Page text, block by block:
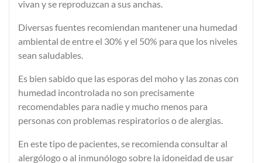
vivan y se reproduzcan a sus anchas.
Diversas fuentes recomiendan mantener una humedad
ambiental deentre el 30% y el 50% para que los niveles
sean saludables.
Es bien sabido que las esporas del moho y las zonas con
humedad incontrolada no son precisamente
recomendables para nadie y mucho menos para
personas con problemas respiratorios o de alergias.
En este tipo de pacientes, se recomienda consultar al
alergólogo o al inmunólogo sobre la idoneidad de usar